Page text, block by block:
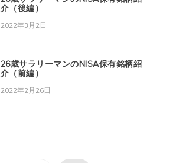
介（後編）
2022年3月2日
26歳サラリーマンのNISA保有銘柄紹
介（前編）
2022年2月26日